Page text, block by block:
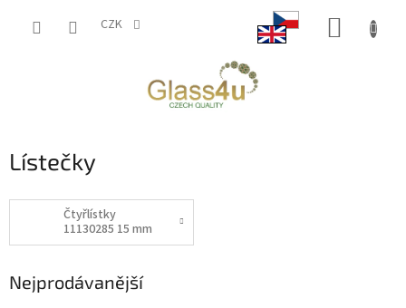
CZK
Lístečky
Čtyřlístky
11130285 15 mm
Nejprodávanější